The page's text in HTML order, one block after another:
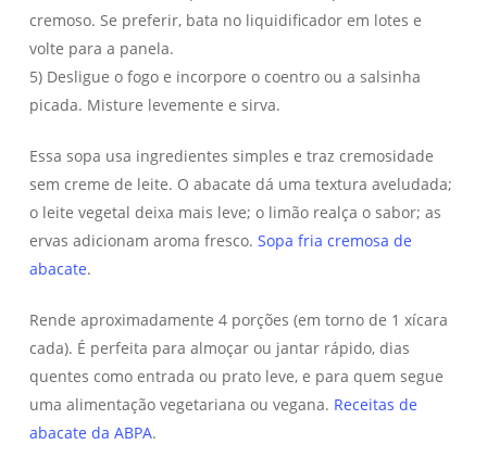
cremoso. Se preferir, bata no liquidificador em lotes e
volte para a panela.
5) Desligue o fogo e incorpore o coentro ou a salsinha
picada. Misture levemente e sirva.
Essa sopa usa ingredientes simples e traz cremosidade
sem creme de leite. O abacate dá uma textura aveludada;
o leite vegetal deixa mais leve; o limão realça o sabor; as
ervas adicionam aroma fresco. Sopa fria cremosa de
abacate.
Rende aproximadamente 4 porções (em torno de 1 xícara
cada). É perfeita para almoçar ou jantar rápido, dias
quentes como entrada ou prato leve, e para quem segue
uma alimentação vegetariana ou vegana. Receitas de
abacate da ABPA.